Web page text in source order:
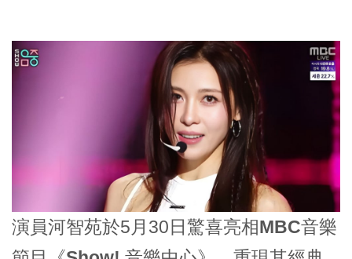
演員河智苑於5月30日驚喜亮相MBC音樂